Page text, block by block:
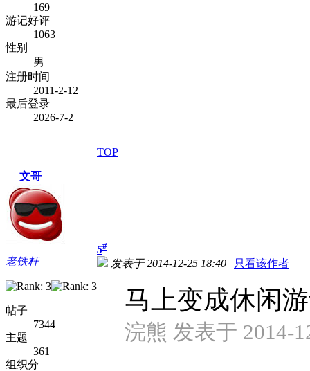
169
游记好评
1063
性别
男
注册时间
2011-2-12
最后登录
2026-7-2
TOP
文哥
老铁杆
帖子
7344
主题
361
组织分
5#
发表于 2014-12-25 18:40 | 只看该作者
马上变成休闲
浣熊 发表于 2014-